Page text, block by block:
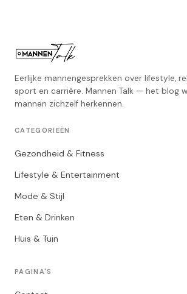
Eerlijke mannengesprekken over lifestyle,
sport en carrière. Mannen Talk — het blog
mannen zichzelf herkennen.
CATEGORIEËN
Gezondheid & Fitness
Lifestyle & Entertainment
Mode & Stijl
Eten & Drinken
Huis & Tuin
PAGINA'S